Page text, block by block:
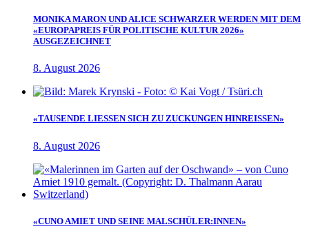
MONIKA MARON UND ALICE SCHWARZER WERDEN MIT DEM
«EUROPAPREIS FÜR POLITISCHE KULTUR 2026»
AUSGEZEICHNET
8. August 2026
«TAUSENDE LIESSEN SICH ZU ZUCKUNGEN HINREISSEN»
8. August 2026
«CUNO AMIET UND SEINE MALSCHÜLER:INNEN»